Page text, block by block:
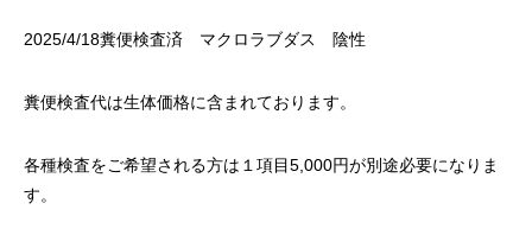
2025/4/18糞便検査済 マクロラブダス 陰性
糞便検査代は生体価格に含まれております。
各種検査をご希望される方は１項目5,000円が別途必要になりま
す。